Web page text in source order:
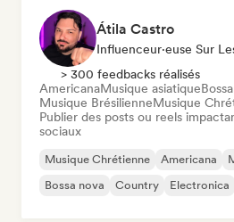
Átila Castro
Influenceur·euse Sur
> 300 feedbacks réalisés
AmericanaMusique asiatique
Musique BrésilienneMusique
Publier des posts ou reels
sociaux
Musique Chrétienne Americana
Bossa nova
Country Electronica